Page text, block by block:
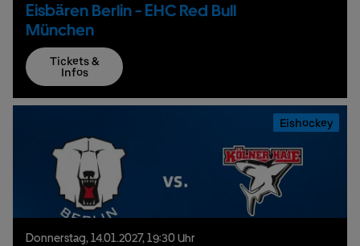
Eisbären Berlin - EHC Red Bull
München
Tickets &
Infos
Eishockey
Donnerstag,14.01.2027,19:30 Uhr